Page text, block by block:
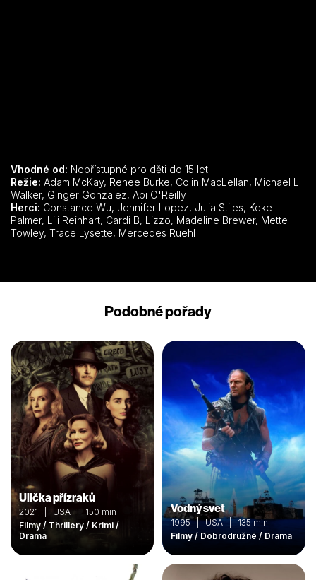
Vhodné od: Nepřístupné pro děti do 15 let
Režie: Adam McKay, Renee Burke, Colin MacLellan, Michael L.
Walker, Ginger Gonzalez, Abi O'Reilly
Herci:
Palmer, Lili Reinhart, Cardi B, Lizzo, Madeline Brewer, Mette
Towley, Trace Lysette, Mercedes Ruehl
Podobné pořady
Ulička přízraků
2021 | USA | 150 min
Filmy / Thrillery / Krimi /
Drama
Vodný svet
1995 | USA | 135 min
Filmy / Dobrodružné / Drama